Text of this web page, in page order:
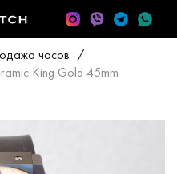
часов /
King Gold 45mm